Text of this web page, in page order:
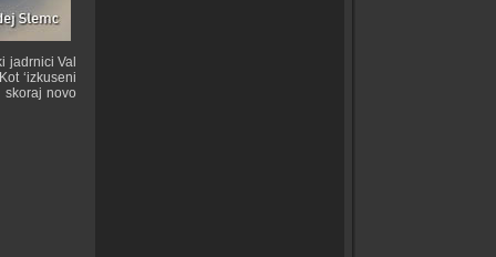
jadrnici Val
‘izkuseni
novo